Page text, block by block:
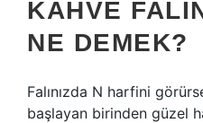
KAHVE
NE DEMEK?
Falınızda N harfini
başlayan birinden güzel